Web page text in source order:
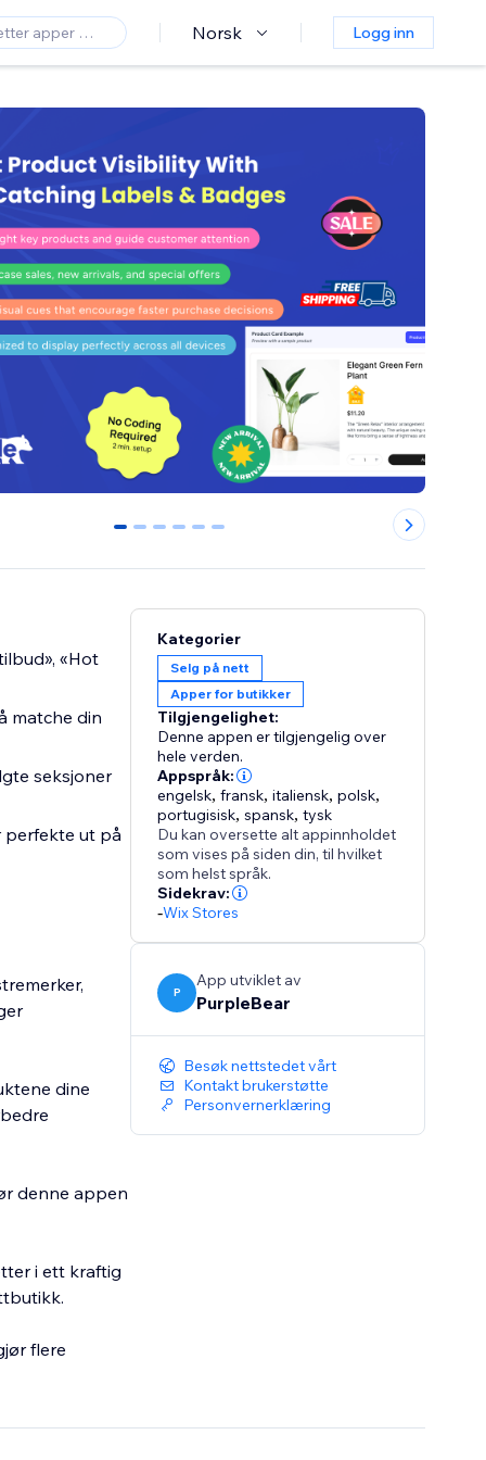
Norsk Logg inn
0 1 2 3 4 5
«Hot
matche din
seksjoner
perfekte ut på
dine
denne appen
i ett kraftig
flere
Kategorier
Selg på nett
Apper for butikker
Tilgjengelighet:
Denne appen er tilgjengelig over
hele verden.
Appspråk:
engelsk,fransk,italiensk,polsk,
portugisisk,spansk,tysk
Du kan oversette alt appinnholdet
som vises på siden din, til hvilket
som helst språk.
Sidekrav:
-Wix Stores
P
App utviklet av
PurpleBear
Besøk nettstedet vårt
Kontakt brukerstøtte
Personvernerklæring